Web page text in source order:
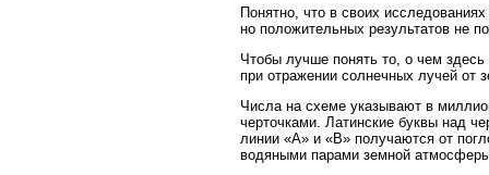
Понятно, что в своих
но положительных результатов не
Чтобы лучше понять то, о чем здесь
при отражении солнечных лучей от
Числа на схеме указывают в
черточками. Латинские буквы над
линии «А» и «В» получаются от
водяными парами земной